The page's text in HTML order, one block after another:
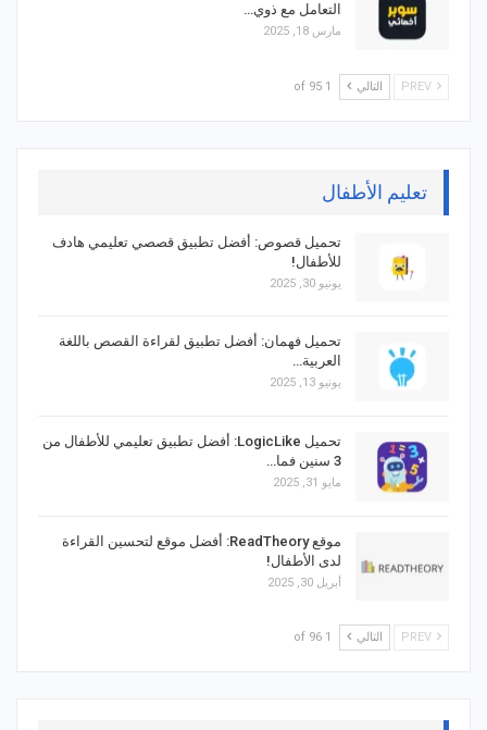
التعامل مع ذوي…
مارس 18, 2025
التالي 1 of 95
تعليم الأطفال
تحميل قصوص: أفضل تطبيق قصصي تعليمي هادف
للأطفال!
يونيو 30, 2025
تحميل فهمان: أفضل تطبيق لقراءة القصص باللغة
العربية…
يونيو 13, 2025
تحميل LogicLike: أفضل تطبيق تعليمي للأطفال من
3 سنين فما…
مايو 31, 2025
موقع ReadTheory: أفضل موقع لتحسين القراءة
لدى الأطفال!
أبريل 30, 2025
التالي 1 of 96